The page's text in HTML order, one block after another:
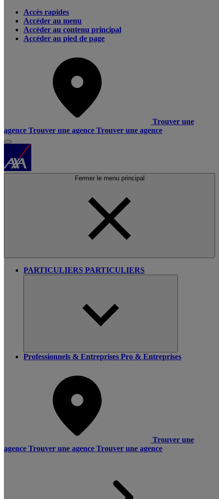
Accès rapides
Accéder au menu
Accéder au contenu principal
Accéder au pied de page
Trouver une
agence Trouver une agence Trouver une agence
Fermer le menu principal
PARTICULIERS PARTICULIERS
Professionnels & Entreprises Pro & Entreprises
Trouver une
agence Trouver une agence Trouver une agence